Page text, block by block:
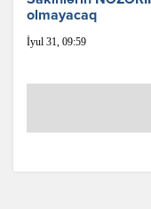
olmayacaq
İyul 31, 09:59